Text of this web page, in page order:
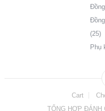
(25)
Phụ
Cart
TỔNG HỢP ĐÁNH